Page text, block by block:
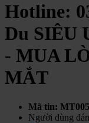
Hotline:
Du SIÊU
- MUA
MẮT
Mã tin:
Người dùng